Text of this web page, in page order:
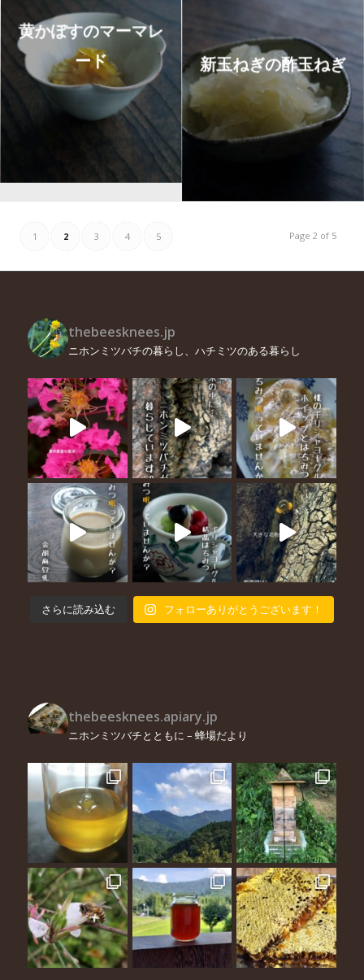
黄かぼすのマーマレ
ード
新玉ねぎの酢玉ねぎ
Page 2 of 5
1 2 3 4 5
thebeesknees.jp
ニホンミツバチの暮らし、ハチミツのある暮らし
さらに読み込む フォローありがとうございます！
thebeesknees.apiary.jp
ニホンミツバチとともに – 蜂場だより